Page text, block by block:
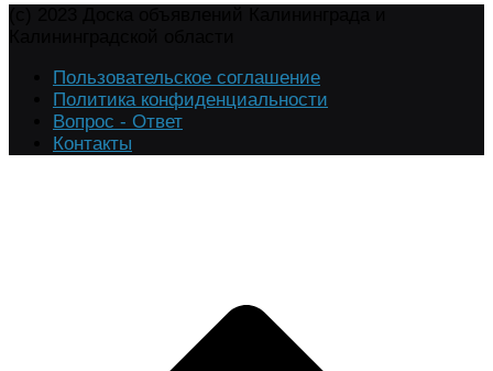
Пользовательское соглашение
Политика конфиденциальности
Вопрос - Ответ
Контакты